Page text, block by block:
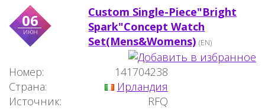
06
июн
Custom Single-Piece"Bright
Spark"Concept Watch
Set(Mens&Womens) (EN)
Номер:
141704238
Страна:
Ирландия
Источник:
RFQ